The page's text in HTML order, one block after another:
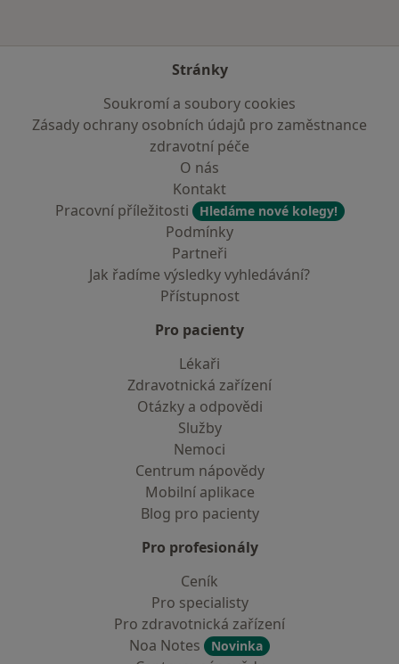
Stránky
Soukromí a soubory cookies
Zásady ochrany osobních údajů pro zaměstnance
zdravotní péče
O nás
Kontakt
Pracovní příležitosti
Hledáme nové kolegy!
Podmínky
Partneři
Jak řadíme výsledky vyhledávání?
Přístupnost
Pro pacienty
Lékaři
Zdravotnická zařízení
Otázky a odpovědi
Služby
Nemoci
Centrum nápovědy
Mobilní aplikace
Blog pro pacienty
Pro profesionály
Ceník
Pro specialisty
Pro zdravotnická zařízení
Noa Notes
Novinka